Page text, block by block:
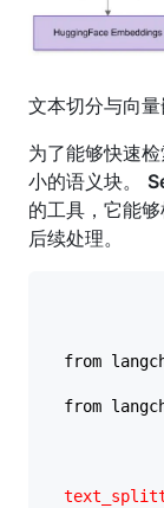
文本切分与向量
为了能够快速
小的语义块。
的工具，它能
后续处理。
from
from